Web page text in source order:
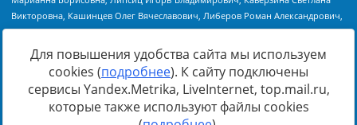
https://minjust.gov.ru/uploaded/files/reestr-
inostrannyih-agentov-22-03-2024.pdfданные на22.03.2024
Для повышения удобства сайта мы используем
cookies (подробнее). К сайту подключены
сервисы Yandex.Metrika, LiveInternet, top.mail.ru,
которые также используют файлы cookies